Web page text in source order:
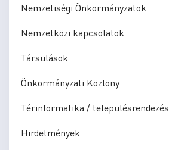
Nemzetiségi Önkormányzatok
Nemzetközi kapcsolatok
Társulások
Önkormányzati Közlöny
Térinformatika / településrendezés
Hirdetmények